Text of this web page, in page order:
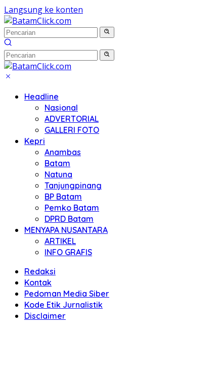
Langsung ke konten
Headline
Nasional
ADVERTORIAL
GALLERI FOTO
Kepri
Anambas
Batam
Natuna
Tanjungpinang
BP Batam
Pemko Batam
DPRD Batam
MENYAPA NUSANTARA
ARTIKEL
INFO GRAFIS
Redaksi
Kontak
Pedoman Media Siber
Kode Etik Jurnalistik
Disclaimer